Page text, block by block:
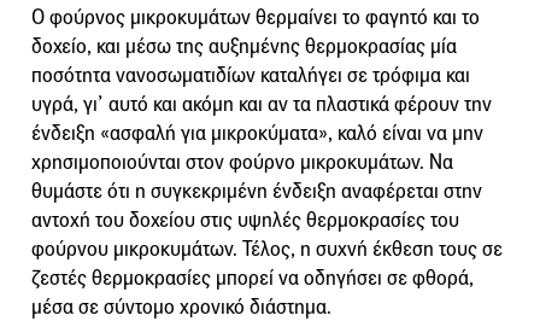
Ο φούρνος μικροκυμάτων θερμαίνει το φαγητό και το
δοχείο, και μέσω της αυξημένης θερμοκρασίας μία
ποσότητα νανοσωματιδίων καταλήγει σε τρόφιμα και
υγρά, γι’ αυτό και ακόμη και αν τα πλαστικά φέρουν την
ένδειξη «ασφαλή για μικροκύματα», καλό είναι να μην
χρησιμοποιούνται στον φούρνο μικροκυμάτων. Να
θυμάστε ότι η συγκεκριμένη ένδειξη αναφέρεται στην
αντοχή του δοχείου στις υψηλές θερμοκρασίες του
φούρνου μικροκυμάτων. Τέλος, η συχνή έκθεση τους σε
ζεστές θερμοκρασίες μπορεί να οδηγήσει σε φθορά,
μέσα σε σύντομο χρονικό διάστημα.